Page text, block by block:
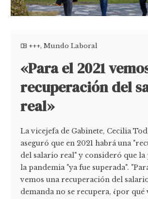
+++,Mundo Laboral
«Para el 2021
recuperación del
real»
La vicejefa de Gabinete, Cecilia
aseguró que en 2021 habrá una
del salario real" y consideró que la
la pandemia "ya fue superada".
vemos una recuperación del
demanda no se recupera, ¿por qué